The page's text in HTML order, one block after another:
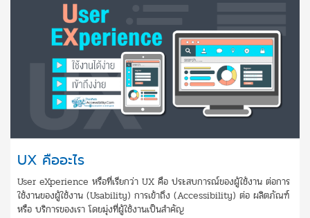
UX คืออะไร
User eXperience หรือที่เรียกว่า UX คือ ประสบการณ์ของผู้ใช้งาน ต่อการ
ใช้งานของผู้ใช้งาน (Usability) การเข้าถึง (Accessibility) ต่อ ผลิตภัณฑ์
หรือ บริการของเรา โดยมุ่งที่ผู้ใช้งานเป็นสำคัญ